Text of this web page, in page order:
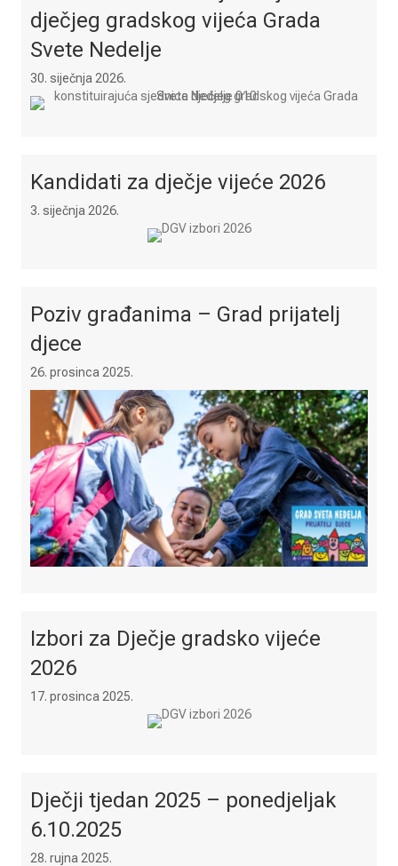
dječjeg gradskog vijeća Grada
Svete Nedelje
30. siječnja 2026.
Kandidati za dječje vijeće 2026
3. siječnja 2026.
Poziv građanima – Grad prijatelj
djece
26. prosinca 2025.
Izbori za Dječje gradsko vijeće
2026
17. prosinca 2025.
Dječji tjedan 2025 – ponedjeljak
6.10.2025
28. rujna 2025.